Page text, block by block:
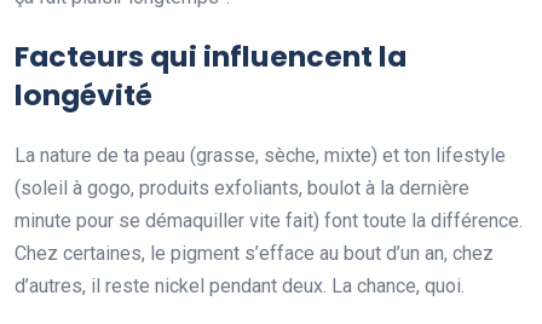
Facteurs qui influencent la
longévité
La nature de ta peau (grasse, sèche, mixte) et ton lifestyle
(soleil à gogo, produits exfoliants, boulot à la dernière
minute pour se démaquiller vite fait) font toute la différence.
Chez certaines, le pigment s’efface au bout d’un an, chez
d’autres, il reste nickel pendant deux. La chance, quoi.